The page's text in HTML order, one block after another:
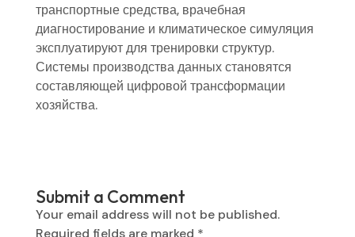
транспортные средства, врачебная
диагностирование и климатическое симуляция
эксплуатируют для тренировки структур.
Системы производства данных становятся
составляющей цифровой трансформации
хозяйства.
Submit a Comment
Your email address will not be published.
Required fields are marked *